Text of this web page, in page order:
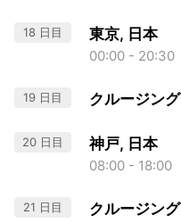
18 日目 東京, 日本
00:00 - 20:30
19 日目 クルージング
20 日目 神戸, 日本
08:00 - 18:00
21 日目 クルージング